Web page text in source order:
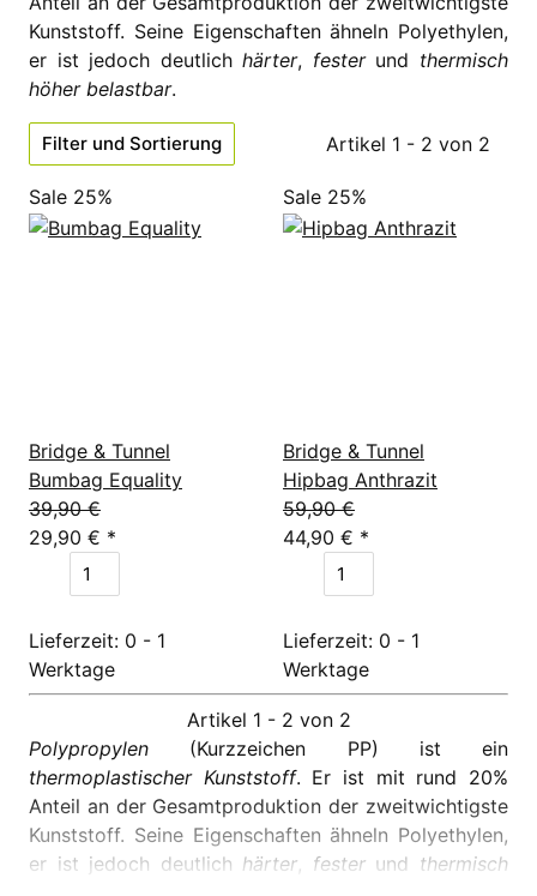
Kunststoff. Seine Eigenschaften ähneln Polyethylen,
er ist jedoch deutlichhärter, festerund thermisch
höher belastbar.
Filter und Sortierung Artikel 1 - 2 von 2
Sale 25%
Bridge & Tunnel
Bumbag Equality
39,90 €
29,90 € *
Lieferzeit: 0 - 1
Werktage
Sale 25%
Bridge & Tunnel
Hipbag Anthrazit
59,90 €
44,90 € *
Lieferzeit: 0 - 1
Werktage
Artikel 1 - 2 von 2
Polypropylen (Kurzzeichen PP) ist ein
thermoplastischer Kunststoff. Er ist mit rund 20%
Anteil an der Gesamtproduktion der zweitwichtigste
Kunststoff. Seine Eigenschaften ähneln Polyethylen,
er ist jedoch deutlich härter festerund thermisch